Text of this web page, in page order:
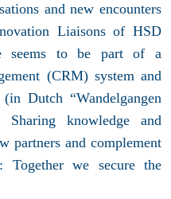
and new encounters
Liaisons of HSD
seems to be part of a
(CRM) system and
Dutch “Wandelgangen
Sharing knowledge and
partners and complement
Together we secure the